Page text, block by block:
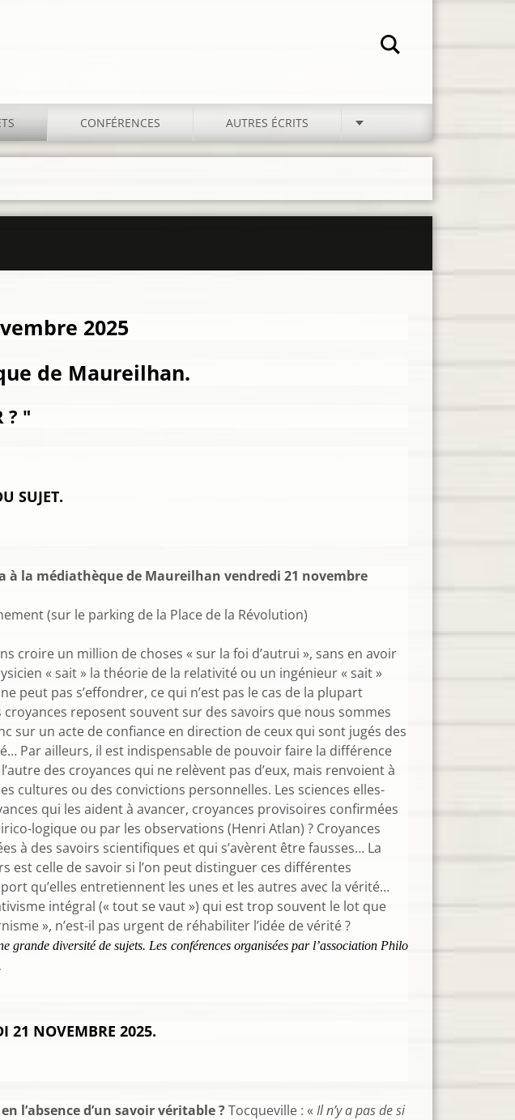
CONFÉRENCES AUTRES ÉCRITS
2025
de Maureilhan.
? "
SUJET.
à la médiathèque de Maureilhan vendredi 21 novembre
(sur le parking de la Place de la Révolution)
croire un million de choses « sur la foi d’autrui », sans en avoir
« sait » la théorie de la relativité ou un ingénieur « sait »
peut pas s’effondrer, ce qui n’est pas le cas de la plupart
reposent souvent sur des savoirs que nous sommes
sur un acte de confiance en direction de ceux qui sont jugés des
Par ailleurs, il est indispensable de pouvoir faire la différence
des croyances qui ne relèvent pas d’eux, mais renvoient à
cultures ou des convictions personnelles. Les sciences elles-
qui les aident à avancer, croyances provisoires confirmées
logique ou par les observations (Henri Atlan) ? Croyances
à des savoirs scientifiques et qui s’avèrent être fausses… La
est celle de savoir si l’on peut distinguer ces différentes
qu’elles entretiennent les unes et les autres avec la vérité…
intégral (« tout se vaut ») qui est trop souvent le lot que
», n’est-il pas urgent de réhabiliter l’idée de vérité ?
diversité de sujets. Les conférences organisées par l’association Philo
NOVEMBRE 2025.
l’absence d’un savoir véritable ?Tocqueville : « Il n’y a pas de si